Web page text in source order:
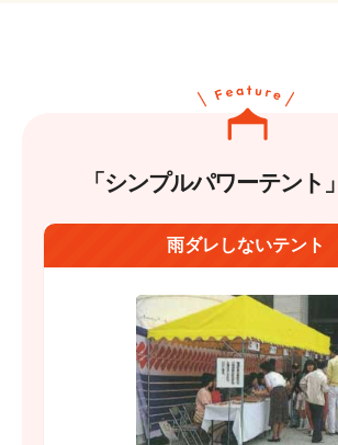
「シンプルパワーテント
雨ダレしないテント